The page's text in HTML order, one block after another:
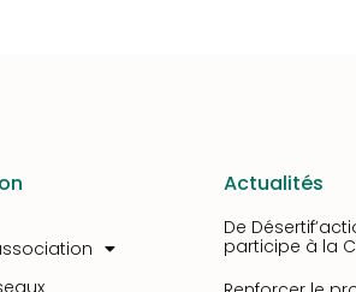
Actualités
De
participe à la